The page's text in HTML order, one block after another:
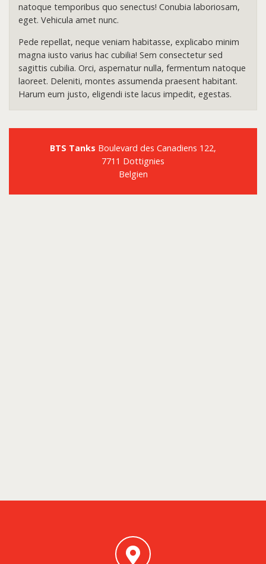
natoque temporibus quo senectus! Conubia laboriosam,
eget. Vehicula amet nunc.
Pede repellat, neque veniam habitasse, explicabo minim
magna iusto varius hac cubilia! Sem consectetur sed
sagittis cubilia. Orci, aspernatur nulla, fermentum natoque
laoreet. Deleniti, montes assumenda praesent habitant.
Harum eum justo, eligendi iste lacus impedit, egestas.
BTS Tanks Boulevard des Canadiens 122,
7711 Dottignies
Belgien